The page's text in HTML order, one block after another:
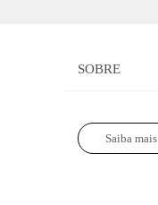
SOBRE
Saiba mais